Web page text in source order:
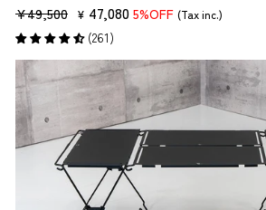
販
売
価
格
¥49,500 セ
ー
ル
価
格
¥ 47,080 5%OFF (Tax inc.)
(261)